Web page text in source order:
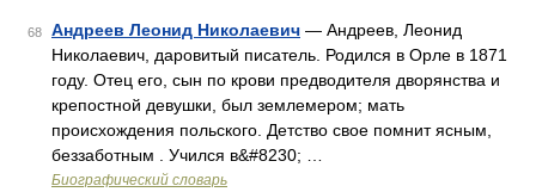
68 Андреев Леонид Николаевич — Андреев, Леонид
Николаевич, даровитый писатель. Родился в Орле в 1871
году. Отец его, сын по крови предводителя дворянства и
крепостной девушки, был землемером; мать
происхождения польского. Детство свое помнит ясным,
беззаботным . Учился в&#8230; …
Биографический словарь